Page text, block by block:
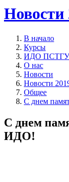
Новости
В начало
Курсы
ИДО ПСТГУ
О нас
Новости
Новости
Общее
С днем
С днем
ИДО!